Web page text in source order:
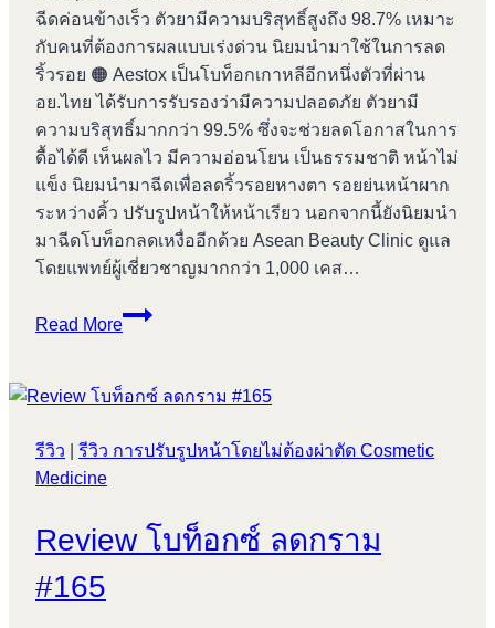
ฉีดค่อนข้างเร็ว ตัวยามีความบริสุทธิ์สูงถึง 98.7% เหมาะ
กับคนที่ต้องการผลแบบเร่งด่วน นิยมนำมาใช้ในการลด
ริ้วรอย 🟠 Aestox เป็นโบท็อกเกาหลีอีกหนึ่งตัวที่ผ่าน
อย.ไทย ได้รับการรับรองว่ามีความปลอดภัย ตัวยามี
ความบริสุทธิ์มากกว่า 99.5% ซึ่งจะช่วยลดโอกาสในการ
ดื้อได้ดี เห็นผลไว มีความอ่อนโยน เป็นธรรมชาติ หน้าไม่
แข็ง นิยมนำมาฉีดเพื่อลดริ้วรอยหางตา รอยย่นหน้าผาก
ระหว่างคิ้ว ปรับรูปหน้าให้หน้าเรียว นอกจากนี้ยังนิยมนำ
มาฉีดโบท็อกลดเหงื่ออีกด้วย Asean Beauty Clinic ดูแล
โดยแพทย์ผู้เชี่ยวชาญมากกว่า 1,000 เคส…
Read More
โบ
Botulax
Aestox
ยัง
ไง
รีวิว
รีวิว การปรับรูปหน้าโดยไม่ต้องผ่าตัด Cosmetic
Medicine
Review โบท็อกซ์ ลดกราม
#165